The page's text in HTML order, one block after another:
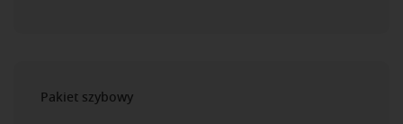
Pakiet szybowy